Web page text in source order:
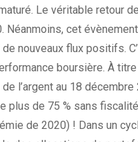
Le véritable retour
cet
nouveaux flux positifs.
boursière. À
l’argent au 18
de 75 % sans
de 2020) ! Dans un